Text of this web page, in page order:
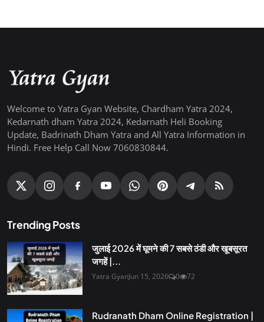
Welcome to Yatra Gyan Website, Chardham Yatra 2024,
Kedarnath dham Yatra 2024, Kedarnath Heli Booking
Update, Badrinath Dham Yatra and All Yatra Information in
Hindi. Free Help Call Now 7060830844.
Trending Posts
जुलाई 2026 में घूमने की 7 सबसे ठंडी और खूबसूरत
जगहें |...
Yatra GyanJun 15, 2026 0 72
Rudranath Dham Online Registration |